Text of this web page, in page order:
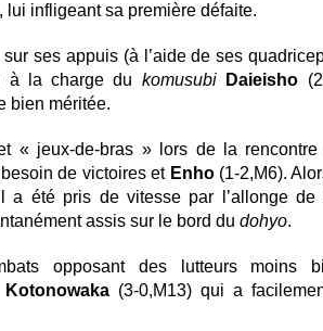
lui infligeant sa première défaite.
ses appuis (à l’aide de ses
à la charge du komusubi Daieisho
bien méritée.
« jeux-de-bras » lors de la
de victoires et Enho(1-2,M6).
a été pris de vitesse par l’allonge de
assis sur le bord du dohyo.
opposant des lutteurs moins
Kotonowaka(3-0,M13) qui a